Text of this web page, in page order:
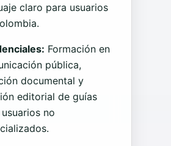
claro para usuarios
Formación en
pública,
documental y
editorial de guías
no